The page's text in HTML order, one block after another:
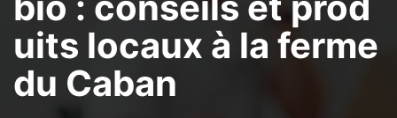
uits locaux à la ferme
du Caban